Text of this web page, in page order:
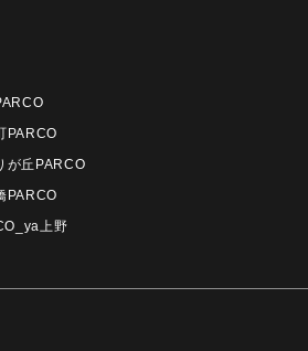
PARCO
が丘PARCO
PARCO
上野